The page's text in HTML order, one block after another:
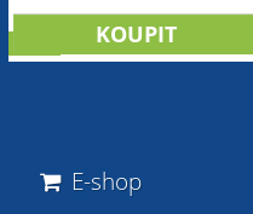
E-shop